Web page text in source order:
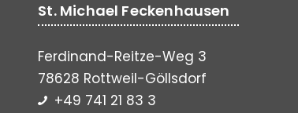
St. Michael Feckenhausen
Ferdinand-Reitze-Weg 3
78628 Rottweil-Göllsdorf
+49 741 21 83 3